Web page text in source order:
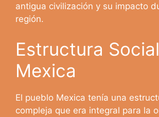
antigua civilización y su impacto
región.
Estructura Social
Mexica
El pueblo Mexica tenía una
compleja que era integral para la